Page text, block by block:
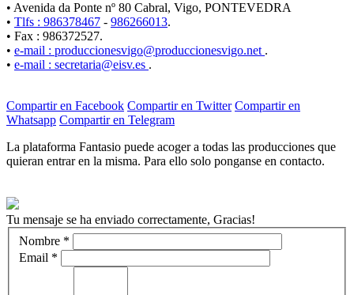
• Avenida da Ponte nº 80 Cabral, Vigo, PONTEVEDRA
• Tlfs : 986378467 - 986266013.
• Fax : 986372527.
• e-mail : produccionesvigo@produccionesvigo.net .
• e-mail : secretaria@eisv.es .
Compartir en Facebook Compartir en Twitter Compartir en
Whatsapp Compartir en Telegram
La plataforma Fantasio puede acoger a todas las producciones que
quieran entrar en la misma. Para ello solo ponganse en contacto.
Tu mensaje se ha enviado correctamente, Gracias!
Nombre *
Email *